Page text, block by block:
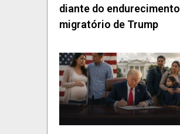
diante do endurecimento
migratório de Trump